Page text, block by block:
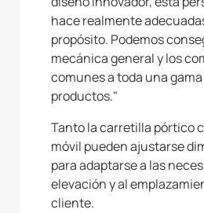
hace realmente
propósito. Podemos
mecánica general y los
comunes a toda una
productos."
Tanto la carretilla pórtico
móvil pueden ajustarse
para adaptarse a las
elevación y al
cliente.